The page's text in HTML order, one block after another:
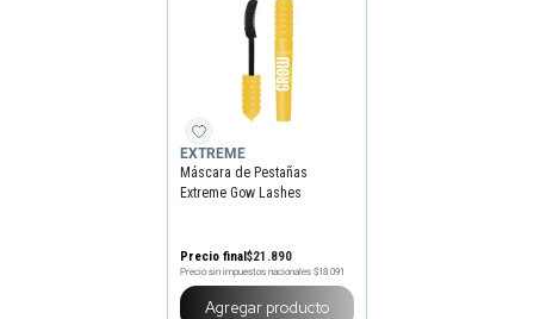
EXTREME
Máscara de Pestañas
Extreme Gow Lashes
Precio final$21 .890
Precio sin impuestos nacionales $18.091
Agregar producto